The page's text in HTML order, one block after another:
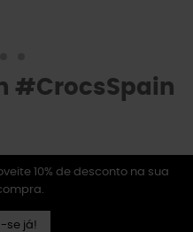
#CrocsSpain
10% de desconto na sua
se já!